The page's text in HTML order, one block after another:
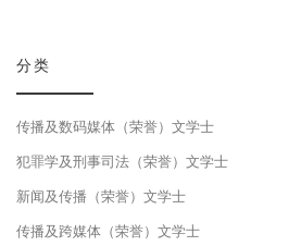
分类
传播及数码媒体（荣誉）文学士
犯罪学及刑事司法（荣誉）文学士
新闻及传播（荣誉）文学士
传播及跨媒体（荣誉）文学士